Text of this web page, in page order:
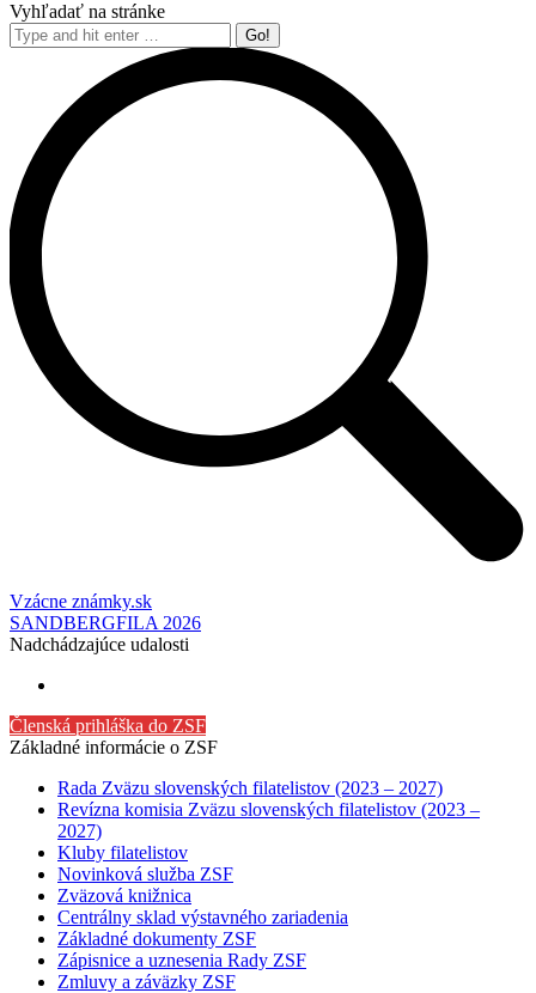
Vyhľadať na stránke
Search:
Vzácne známky.sk
SANDBERGFILA 2026
Nadchádzajúce udalosti
Členská prihláška do ZSF
Základné informácie o ZSF
Rada Zväzu slovenských filatelistov (2023 – 2027)
Revízna komisia Zväzu slovenských filatelistov (2023 –
2027)
Kluby filatelistov
Novinková služba ZSF
Zväzová knižnica
Centrálny sklad výstavného zariadenia
Základné dokumenty ZSF
Zápisnice a uznesenia Rady ZSF
Zmluvy a záväzky ZSF